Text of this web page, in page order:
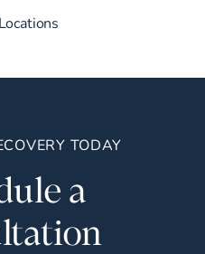
TODAY
a